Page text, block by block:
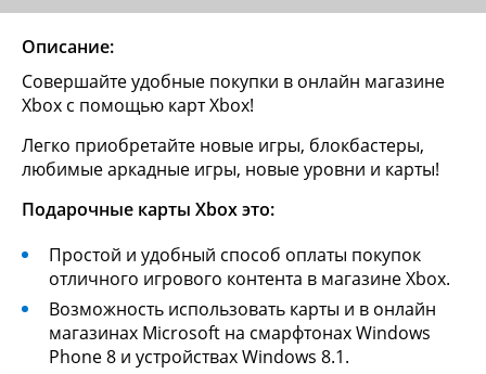
Описание:
Cовершайте удобные покупки в онлайн магазине
Xbox с помощью карт Xbox!
Легко приобретайте новые игры, блокбастеры,
любимые аркадные игры, новые уровни и карты!
Подарочные карты Xbox это:
Простой и удобный способ оплаты покупок
отличного игрового контента в магазине Xbox.
Возможность использовать карты и в онлайн
магазинах Microsoft на смарфтонах Windows
Phone 8 и устройствах Windows 8.1.